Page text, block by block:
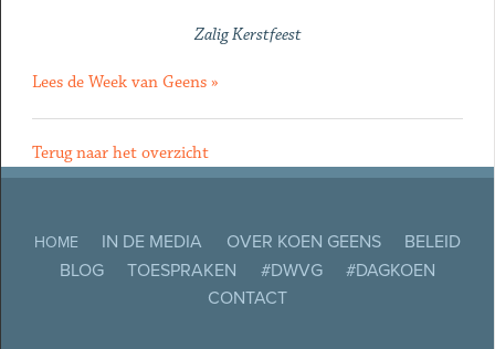
Zalig Kerstfeest
Lees de Week van Geens »
Terug naar het overzicht
HOME IN DE MEDIA OVER KOEN GEENS
BELEID
BLOG
TOESPRAKEN #DWVG
#DAGKOEN
CONTACT